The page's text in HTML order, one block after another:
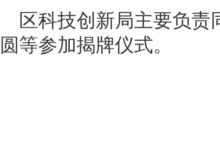
区科技创新局主要负
圆等参加揭牌仪式。